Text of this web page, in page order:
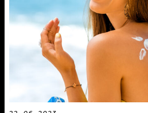
VIP
TRENDY
KULTURA
JAK NALADIT